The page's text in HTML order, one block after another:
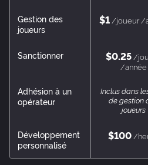
Gestion des
joueurs
$1 /joueur /
Sanctionner $0.25 /
/année
Adhésion à un
opérateur
Inclus dans
de gestion
joueurs
Développement
personnalisé
$100 /